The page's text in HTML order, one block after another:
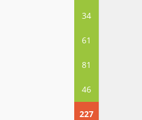
34
61
81
46
227